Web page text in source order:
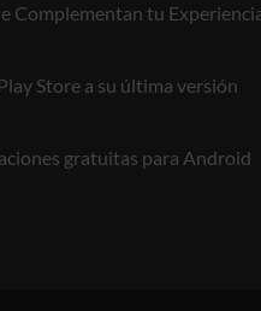
Complementan tu
Store a su última versión
gratuitas para Android